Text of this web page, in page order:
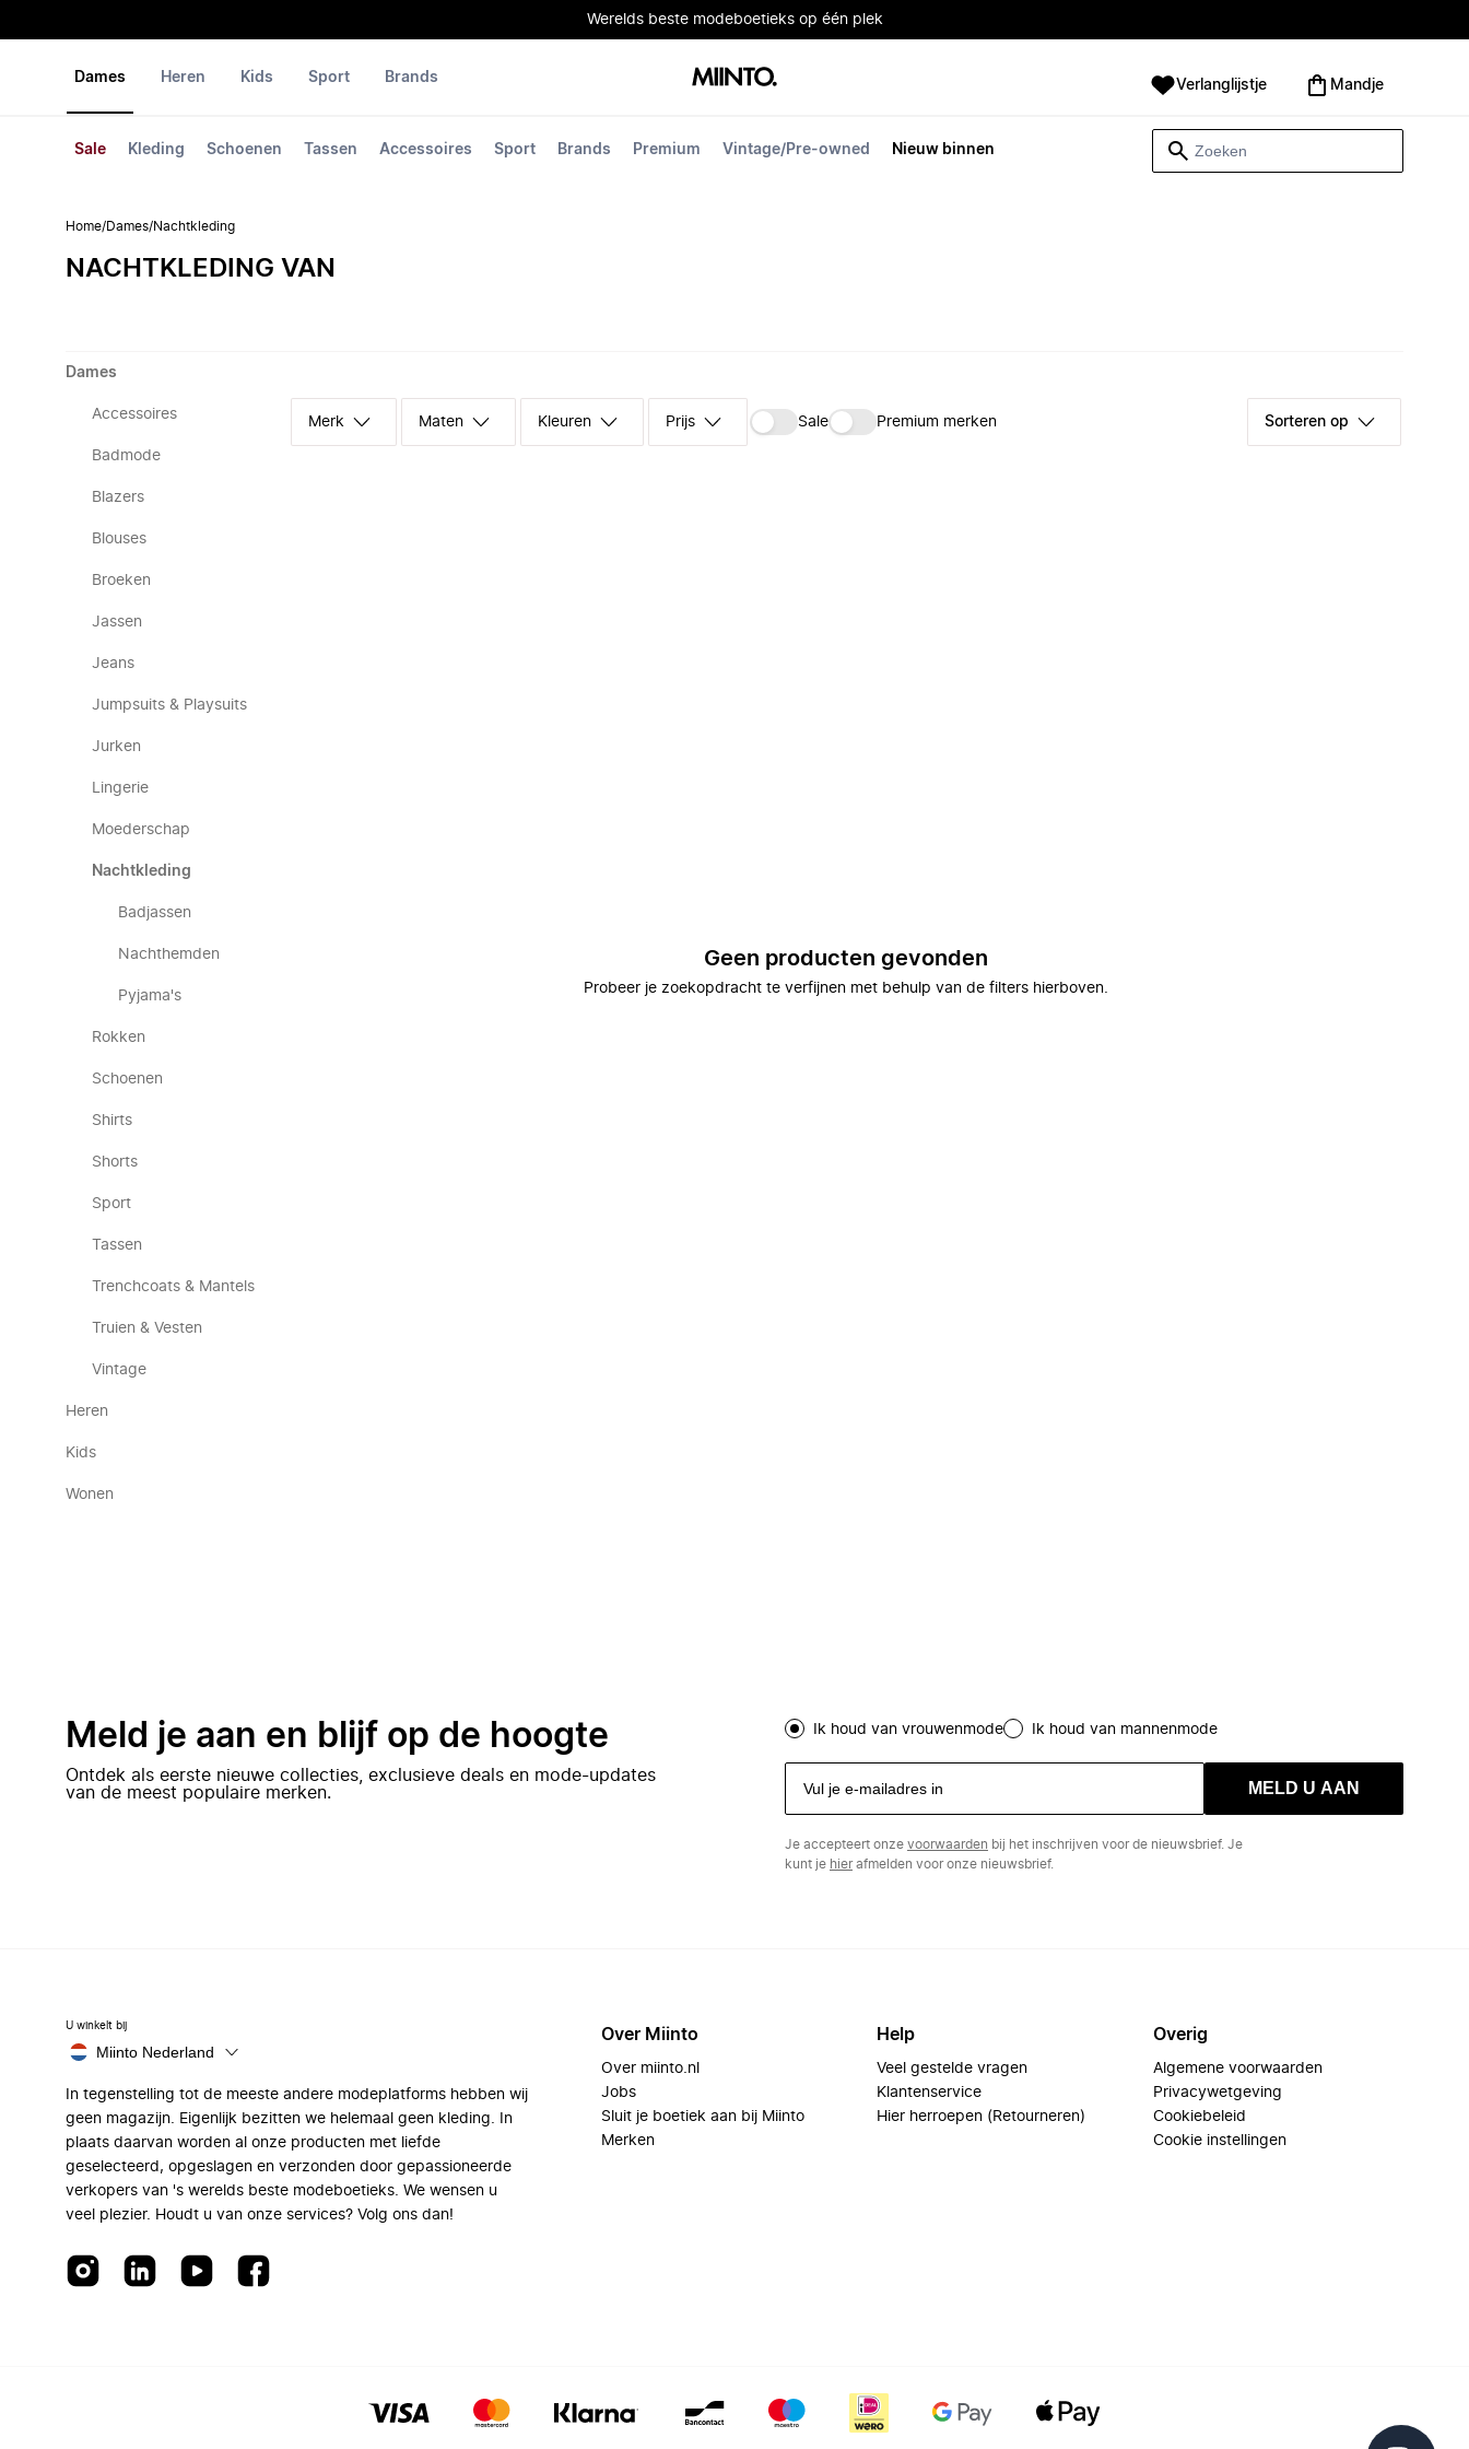
Werelds beste modeboetieks op één plek
Dames
Sale Kleding Schoenen Tassen Accessoires Sport Brands Premium Vintage/Pre-owned Nieuw binnen
Heren Kids Sport Brands Verlanglijstje Mandje
Home/Dames/Nachtkleding
NACHTKLEDING VAN
Dames
Accessoires
Badmode
Blazers
Blouses
Broeken
Jassen
Jeans
Jumpsuits & Playsuits
Jurken
Lingerie
Moederschap
Nachtkleding
Badjassen
Nachthemden
Pyjama's
Rokken
Schoenen
Shirts
Shorts
Sport
Tassen
Trenchcoats & Mantels
Truien & Vesten
Vintage
Heren
Kids
Wonen
Merk Maten Kleuren Prijs Sale Premium merken Sorteren op
Geen producten gevonden
Probeer je zoekopdracht te verfijnen met behulp van de filters hierboven.
Meld je aan en blijf op de hoogte
Ontdek als eerste nieuwe collecties, exclusieve deals en mode-updates
van de meest populaire merken.
Ik houd van vrouwenmode Ik houd van mannenmode
MELD U AAN
Je accepteert onze voorwaarden bij het inschrijven voor de nieuwsbrief. Je
kunt je hierafmelden voor onze nieuwsbrief.
U winkelt bij
Miinto Nederland
In tegenstelling tot de meeste andere modeplatforms hebben wij
geen magazijn. Eigenlijk bezitten we helemaal geen kleding. In
plaats daarvan worden al onze producten met liefde
geselecteerd, opgeslagen en verzonden door gepassioneerde
verkopers van 's werelds beste modeboetieks. We wensen u
veel plezier. Houdt u van onze services? Volg ons dan!
Over Miinto
Over miinto.nl
Jobs
Sluit je boetiek aan bij Miinto
Merken
Help
Veel gestelde vragen
Klantenservice
Hier herroepen (Retourneren)
Overig
Algemene voorwaarden
Privacywetgeving
Cookiebeleid
Cookie instellingen